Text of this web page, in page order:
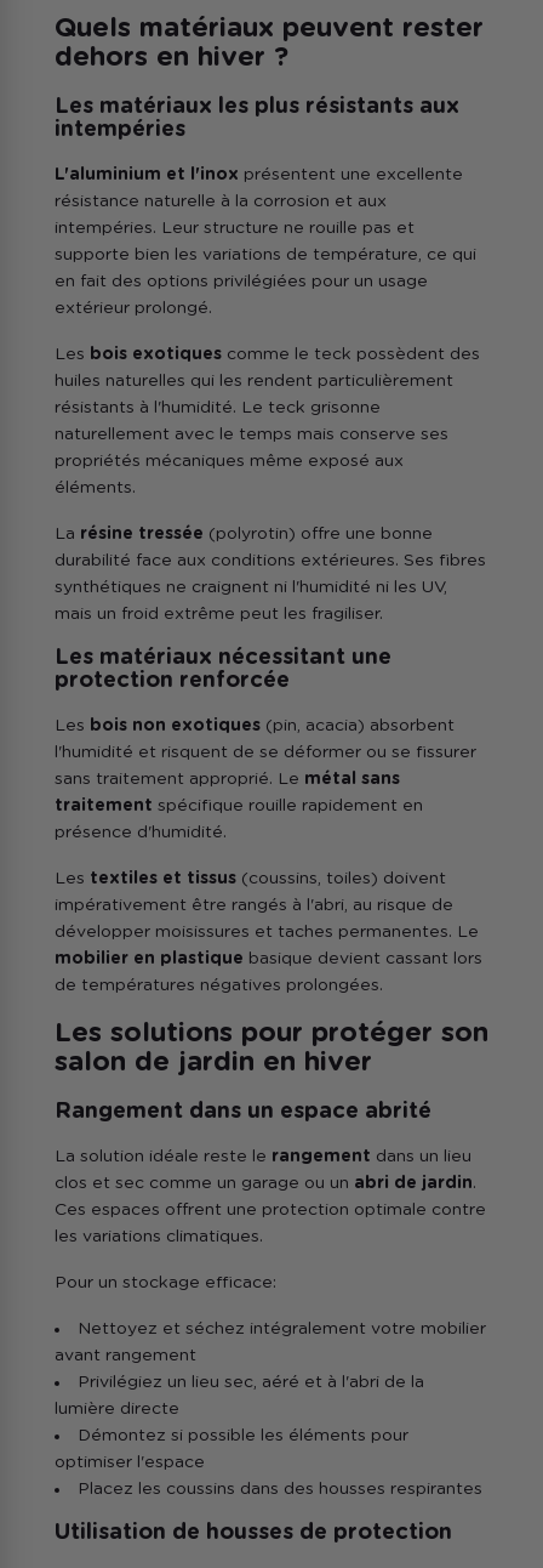
Quels matériaux peuvent rester
dehors en hiver ?
Les matériaux les plus résistants aux
intempéries
L'aluminium et l'inox présentent une excellente
résistance naturelle à la corrosion et aux
intempéries. Leur structure ne rouille pas et
supporte bien les variations de température, ce qui
en fait des options privilégiées pour un usage
extérieur prolongé.
Les bois exotiques comme le teck possèdent des
huiles naturelles qui les rendent particulièrement
résistants à l'humidité. Le teck grisonne
naturellement avec le temps mais conserve ses
propriétés mécaniques même exposé aux
éléments.
La résine tressée (polyrotin) offre une bonne
durabilité face aux conditions extérieures. Ses fibres
synthétiques ne craignent ni l'humidité ni les UV,
mais un froid extrême peut les fragiliser.
Les matériaux nécessitant une
protection renforcée
Les bois non exotiques (pin, acacia) absorbent
l'humidité et risquent de se déformer ou se fissurer
sans traitement approprié. Le métal sans
traitement spécifique rouille rapidement en
présence d'humidité.
Les textiles et tissus (coussins, toiles) doivent
impérativement être rangés à l'abri, au risque de
développer moisissures et taches permanentes. Le
mobilier en plastique basique devient cassant lors
de températures négatives prolongées.
Les solutions pour protéger son
salon de jardin en hiver
Rangement dans un espace abrité
La solution idéale reste le rangement dans un lieu
clos et sec comme un garage ou un abri de jardin.
Ces espaces offrent une protection optimale contre
les variations climatiques.
Pour un stockage efficace:
Nettoyez et séchez intégralement votre mobilier
avant rangement
Privilégiez un lieu sec, aéré et à l'abri de la
lumière directe
Démontez si possible les éléments pour
optimiser l'espace
Placez les coussins dans des housses respirantes
Utilisation de housses de protection